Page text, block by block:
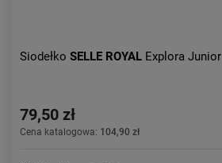
Siodełko SELLE ROYAL Explora Junior
79,50 zł
Cena katalogowa: 104,90 zł